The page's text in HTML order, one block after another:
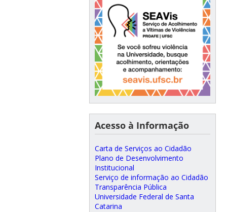
Acesso à Informação
Carta de Serviços ao Cidadão
Plano de Desenvolvimento
Institucional
Serviço de informação ao Cidadão
Transparência Pública
Universidade Federal de Santa
Catarina